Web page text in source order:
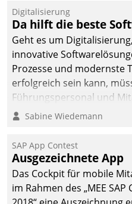
Digitalisierung
Da hilft die beste
Geht es um
innovative
Prozesse und modernste
erfolgreich sein kann,
Führungspersonal und
verändern und
Sabine Wiedemann
SAP App Contest
Ausgezeichnete App
Das Cockpit für mobile
im Rahmen des „MEE